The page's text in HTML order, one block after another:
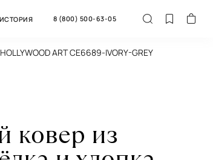
8 (800) 500-63-05
ART CE6689-IVORY-GREY
ковер из